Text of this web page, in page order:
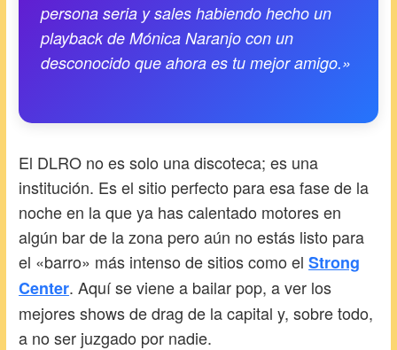
persona seria y sales habiendo hecho un
playback de Mónica Naranjo con un
desconocido que ahora es tu mejor amigo.»
El DLRO no es solo una discoteca; es una
institución. Es el sitio perfecto para esa fase de la
noche en la que ya has calentado motores en
algún bar de la zona pero aún no estás listo para
el «barro» más intenso de sitios como elStrong
Center. Aquí se viene a bailar pop, a ver los
mejores shows de drag de la capital y, sobre todo,
a no ser juzgado por nadie.